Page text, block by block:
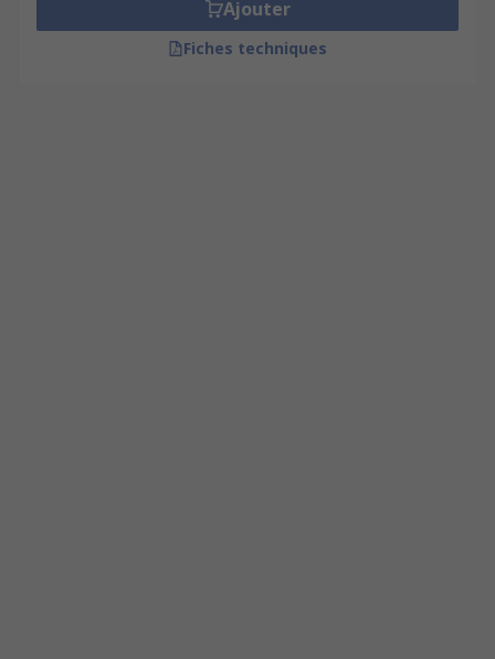
Alliages
Ajouter
Fiches techniques